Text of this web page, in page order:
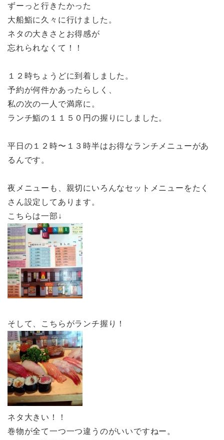
ずーっと行きたかった
大船鮨に久々に行けました。
ネタの大きさとお得感が
忘れられなくて！！
１２時ちょうどに到着しました。
予約が何件かあったらしく、
私の次の一人で満席に。
ランチ鮨の１１５０円の握りにしました。
平日の１２時〜１３時半はお得なランチメニューがあ
るんです。
夜メニューも、親切にいろんなセットメニューをたく
さん設定してあります。
こちらは一部↓
そして、こちらがランチ握り！
ネタ大きい！！
巻物が全て一つ一つ違うのがいいですねー。